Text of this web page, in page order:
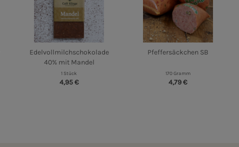
Edelvollmilchschokolade
40% mit Mandel
1 Stück
4,95 €
Pfeffersäckchen SB
170 Gramm
4,79 €